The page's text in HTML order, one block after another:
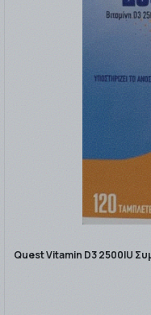
Quest Vitamin D3 2500IU